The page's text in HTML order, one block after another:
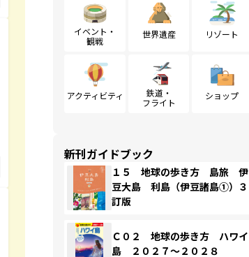
イベント・
観戦
世界遺産 リゾート
アクティビティ
鉄道・
フライト
ショップ
新刊ガイドブック
１５ 地球の歩き方 島旅 伊
豆大島 利島（伊豆諸島①）３
訂版
Ｃ０２ 地球の歩き方 ハワイ
島 ２０２７～２０２８